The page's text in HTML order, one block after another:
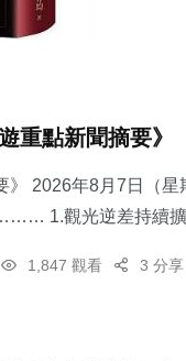
重點新聞摘要》
》 2026年8月7日（
逆差持續擴大
1,847 觀看 3 分享